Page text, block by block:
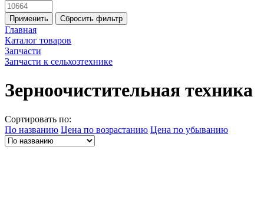
Применить Сбросить фильтр
Главная
Каталог товаров
Запчасти
Запчасти к сельхозтехнике
Зерноочистительная техника
Сортировать по:
По названию Цена по возрастанию Цена по убыванию